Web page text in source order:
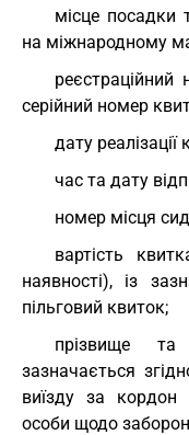
місце посадки
на міжнародному
серійний номер
дату реалізації
час та дату
номер місця
вартість
наявності), із
пільговий квиток;
прізвище та
зазначається
виїзду за кордон
особи щодо